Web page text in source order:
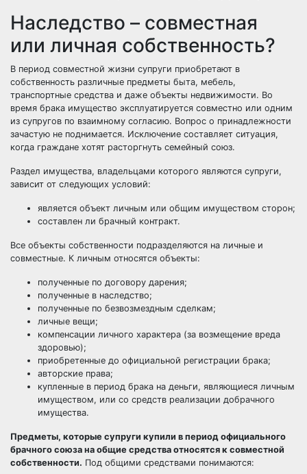
Наследство – совместная
или личная собственность?
В период совместной жизни супруги приобретают в
собственность различные предметы быта, мебель,
транспортные средства и даже объекты недвижимости. Во
время брака имущество эксплуатируется совместно или одним
из супругов по взаимному согласию. Вопрос о принадлежности
зачастую не поднимается. Исключение составляет ситуация,
когда граждане хотят расторгнуть семейный союз.
Раздел имущества, владельцами которого являются супруги,
зависит от следующих условий:
является объект личным или общим имуществом сторон;
составлен ли брачный контракт.
Все объекты собственности подразделяются на личные и
совместные. К личным относятся объекты:
полученные по договору дарения;
полученные в наследство;
полученные по безвозмездным сделкам;
личные вещи;
компенсации личного характера (за возмещение вреда
здоровью);
приобретенные до официальной регистрации брака;
авторские права;
купленные в период брака на деньги, являющиеся личным
имуществом, или со средств реализации добрачного
имущества.
Предметы, которые супруги купили в период официального
брачного союза на общие средства относятся к совместной
собственности. Под общими средствами понимаются: